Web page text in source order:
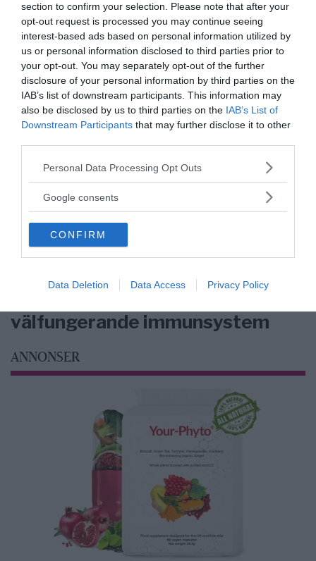
section to confirm your selection. Please note that after your
opt-out request is processed you may continue seeing
interest-based ads based on personal information utilized by
us or personal information disclosed to third parties prior to
your opt-out. You may separately opt-out of the further
disclosure of your personal information by third parties on the
IAB’s list of downstream participants. This information may
also be disclosed by us to third parties on the IAB’s List of
Downstream Participants that may further disclose it to other
Please note that this website/app uses one or more Google
not limited to your visit or usage behaviour. You may click to
use your data for below specified purposes in below Google
consent section.
Personal Data Processing Opt Outs
Google consents
CONFIRM
Data Deletion Data Access Privacy Policy
NNMH
välfungerande immunsystem
ANNONSER